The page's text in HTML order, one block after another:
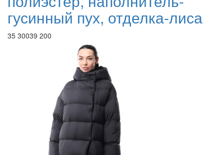
гусинный пух, отделка-лиса
35 30039 200